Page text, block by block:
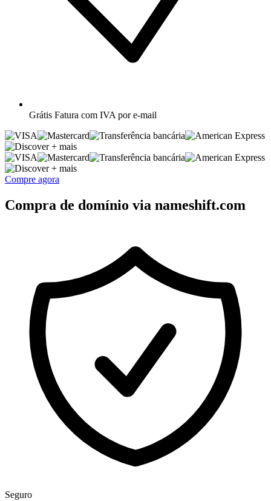
Grátis Fatura com IVA por e-mail
+ mais
+ mais
Compre agora
Compra de domínio via nameshift.com
Seguro